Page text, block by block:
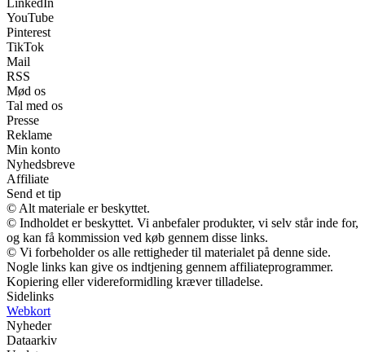
LinkedIn
YouTube
Pinterest
TikTok
Mail
RSS
Mød os
Tal med os
Presse
Reklame
Min konto
Nyhedsbreve
Affiliate
Send et tip
© Alt materiale er beskyttet.
© Indholdet er beskyttet. Vi anbefaler produkter, vi selv står inde for,
og kan få kommission ved køb gennem disse links.
© Vi forbeholder os alle rettigheder til materialet på denne side.
Nogle links kan give os indtjening gennem affiliateprogrammer.
Kopiering eller videreformidling kræver tilladelse.
Sidelinks
Webkort
Nyheder
Dataarkiv